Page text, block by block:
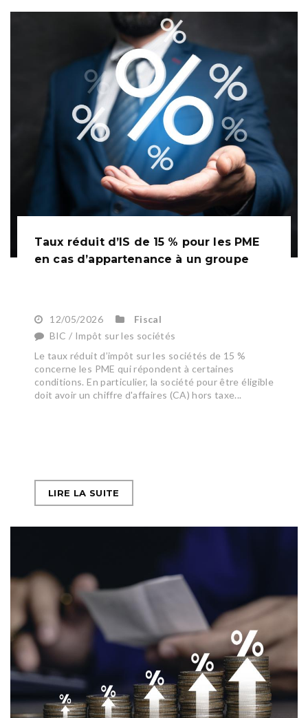
Taux réduit d’IS de 15 % pour les PME
en cas d’appartenance à un groupe
12/05/2026
Fiscal
BIC / Impôt sur les sociétés
Le taux réduit d’impôt sur les sociétés de 15 %
concerne les PME qui répondent à certaines
conditions. En particulier, la société pour être éligible
doit avoir un chiffre d'affaires (CA) hors taxe...
LIRE LA SUITE